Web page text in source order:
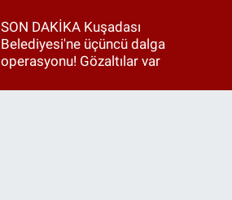
SON DAKİKA Kuşadası
Belediyesi'ne üçüncü dalga
operasyonu! Gözaltılar var